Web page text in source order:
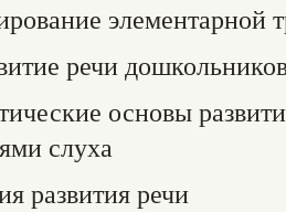
элементарной
речи
основы
слуха
развития речи